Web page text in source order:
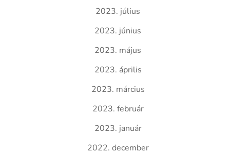
2023. július
2023. június
2023. május
2023. április
2023. március
2023. február
2023. január
2022. december